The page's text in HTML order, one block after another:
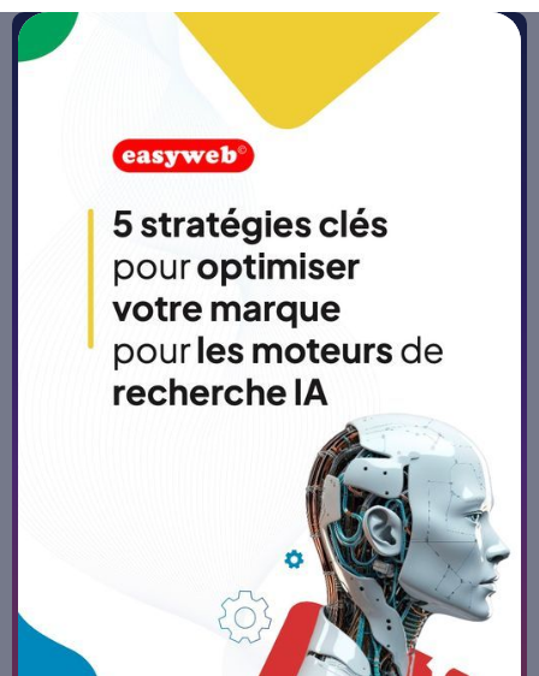
Accueil
Site web, PWA ou application
native : que choisir selon vos
besoins ?
Publié le 27/4/26-5 min